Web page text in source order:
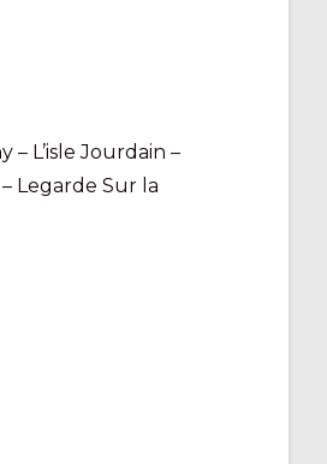
L’isle Jourdain –
Legarde Sur la